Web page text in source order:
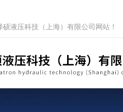
液压科技（上海）有限公司网站！